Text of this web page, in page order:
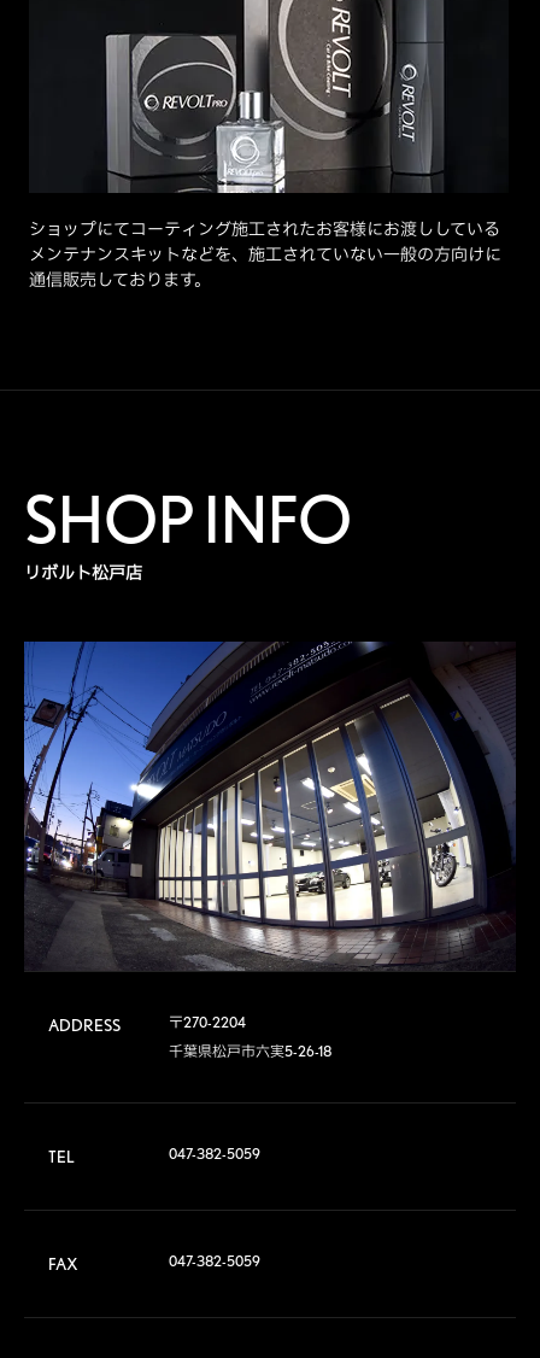
ショップにてコーティング施工されたお客様にお渡ししている
メンテナンスキットなどを、施工されていない一般の方向けに
通信販売しております。
SHOP INFO
リボルト松戸店
ADDRESS
〒270-2204
千葉県松戸市六実5-26-18
TEL 047-382-5059
FAX 047-382-5059